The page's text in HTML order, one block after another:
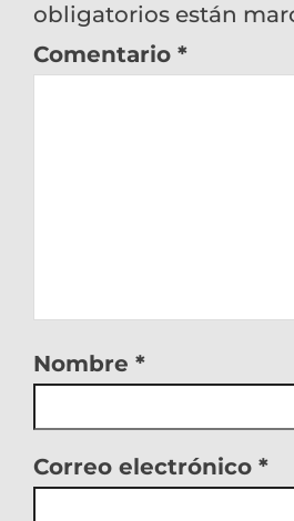
obligatorios están
Comentario *
Nombre *
Correo electrónico *